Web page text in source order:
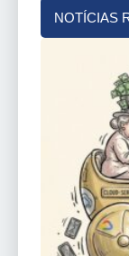
NOTÍCIAS